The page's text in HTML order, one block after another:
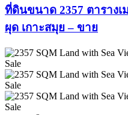
ที่ดินขนาด 2357 ตารางเ
ผุด เกาะสมุย – ขาย